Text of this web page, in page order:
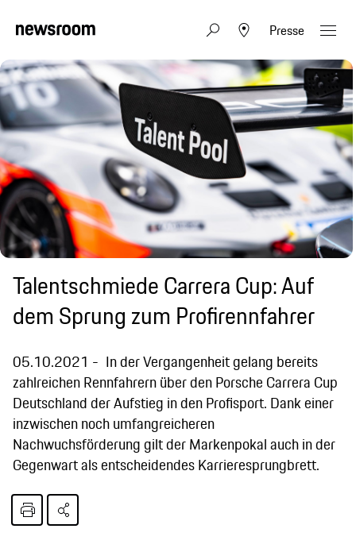
Presse
Talentschmiede Carrera Cup: Auf
dem Sprung zum Profirennfahrer
05.10.2021
In der Vergangenheit gelang bereits
zahlreichen Rennfahrern über den Porsche Carrera Cup
Deutschland der Aufstieg in den Profisport. Dank einer
inzwischen noch umfangreicheren
Nachwuchsförderung gilt der Markenpokal auch in der
Gegenwart als entscheidendes Karrieresprungbrett.